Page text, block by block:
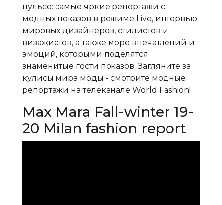
пульсе: самые яркие репортажи с
модных показов в режиме Live, интервью
мировых дизайнеров, стилистов и
визажистов, а также море впечатлений и
эмоций, которыми поделятся
знаменитые гости показов. Загляните за
кулисы мира моды - смотрите модные
репортажи на телеканале World Fashion!
Max Mara Fall-winter 19-
20 Milan fashion report